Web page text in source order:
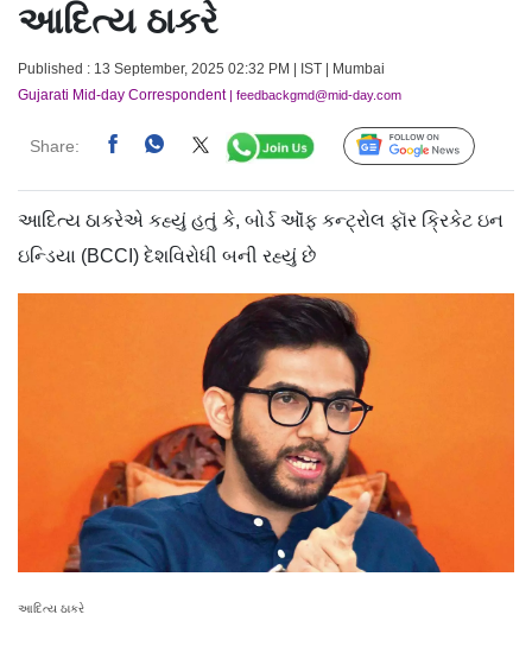
આદિત્ય ઠાકરે
Published : 13 September, 2025 02:32 PM | IST | Mumbai
Gujarati Mid-day Correspondent| feedbackgmd@mid-day.com
Share: Follow Us
આદિત્ય ઠાકરેએ કહ્યું હતું કે, બોર્ડ ઑૅફ કન્ટ્રોલ ફૉર ક્રિકેટ ઇન
ઇન્ડિયા (BCCI) દેશવિરોધી બની રહ્યું છે
આદિત્ય ઠાકરે